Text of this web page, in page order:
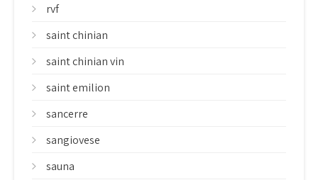
rvf
saint chinian
saint chinian vin
saint emilion
sancerre
sangiovese
sauna